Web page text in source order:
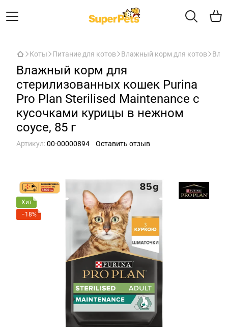
Коты Питание для котов Влажный корм для котов
Влажный корм для
стерилизованных кошек Purina
Pro Plan Sterilised Maintenance с
кусочками курицы в нежном
соусе, 85 г
Артикул:00-00000894 Оставить отзыв
Хит
−18%